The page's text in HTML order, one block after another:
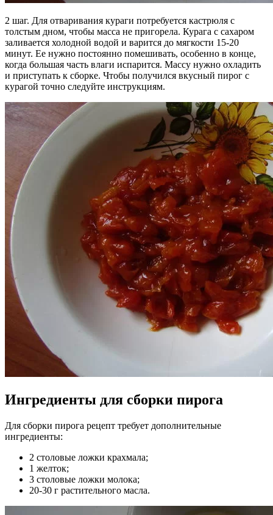
2 шаг. Для отваривания кураги потребуется кастрюля с
толстым дном, чтобы масса не пригорела. Курага с сахаром
заливается холодной водой и варится до мягкости 15-20
минут. Ее нужно постоянно помешивать, особенно в конце,
когда большая часть влаги испарится. Массу нужно охладить
и приступать к сборке. Чтобы получился вкусный пирог с
курагой точно следуйте инструкциям.
Ингредиенты для сборки пирога
Для сборки пирога рецепт требует дополнительные
ингредиенты:
2 столовые ложки крахмала;
1 желток;
3 столовые ложки молока;
20-30 г растительного масла.